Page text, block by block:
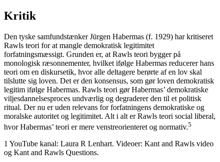
Kritik
Den tyske samfundstænker Jürgen Habermas (f. 1929) har kritiseret
Rawls teori for at mangle demokratisk legitimitet
forfatningsmæssigt. Grunden er, at Rawls teori bygger på
monologisk ræsonnementer, hvilket ifølge Habermas reducerer hans
teori om en diskursetik, hvor alle deltagere berørte af en lov skal
tilslutte sig loven. Det er den konsensus, som gør loven demokratisk
legitim ifølge Habermas. Rawls teori gør Habermas’ demokratiske
viljesdannelsesproces undværlig og degraderer den til et politisk
ritual. Der nu er uden relevans for forfatningens demokratiske og
moralske autoritet og legitimitet. Alt i alt er Rawls teori social liberal,
hvor Habermas’ teori er mere venstreorienteret og normativ.5
1 YouTube kanal: Laura R Lenhart. Videoer: Kant and Rawls video
og Kant and Rawls Questions.